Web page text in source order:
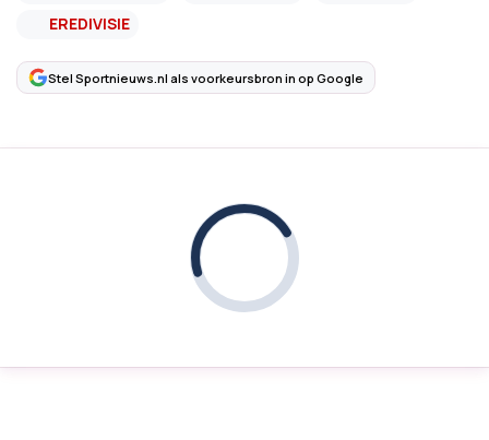
EREDIVISIE
Stel Sportnieuws.nl als voorkeursbron in op Google